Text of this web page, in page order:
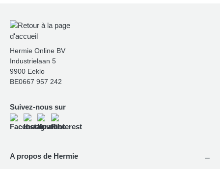
Hermie Online BV
Industrielaan 5
9900 Eeklo
BE0667 957 242
Suivez-nous sur
A propos de Hermie